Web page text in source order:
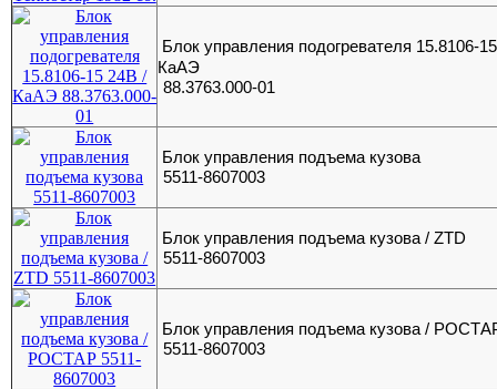
Блок управления подогревателя 15.8106-
КаАЭ
88.3763.000-01
Блок управления подъема кузова
5511-8607003
Блок управления подъема кузова / ZTD
5511-8607003
Блок управления подъема кузова /
5511-8607003